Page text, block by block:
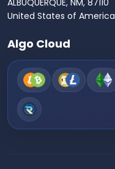
ALBUQUERQUE, NM, 87110
United States of America
Algo Cloud